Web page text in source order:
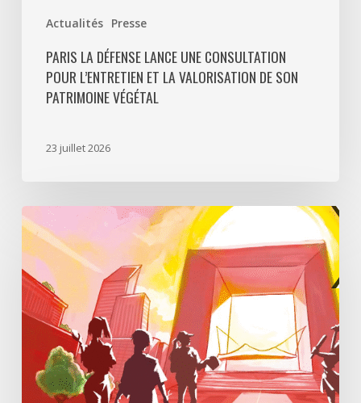
Actualités Presse
PARIS LA DÉFENSE LANCE UNE CONSULTATION
POUR L’ENTRETIEN ET LA VALORISATION DE SON
PATRIMOINE VÉGÉTAL
23 juillet 2026
Paris
La
Défense
lance
«
Disparition
Défense